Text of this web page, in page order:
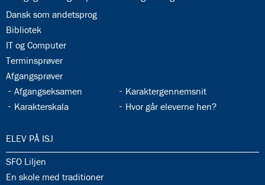
33.6:
Dansk som andetsprog
33.7:
Bibliotek
33.8:
IT og Computer
33.9:
Terminsprøver
33.10:
Afgangsprøver
33.11:
Afgangseksamen 33.12:
Karaktergennemsnit
33.13:
Karakterskala 33.14:
Hvor går eleverne hen?
34.0:
ELEV PÅ ISJ
34.1:
SFO Liljen
34.2:
En skole med traditioner